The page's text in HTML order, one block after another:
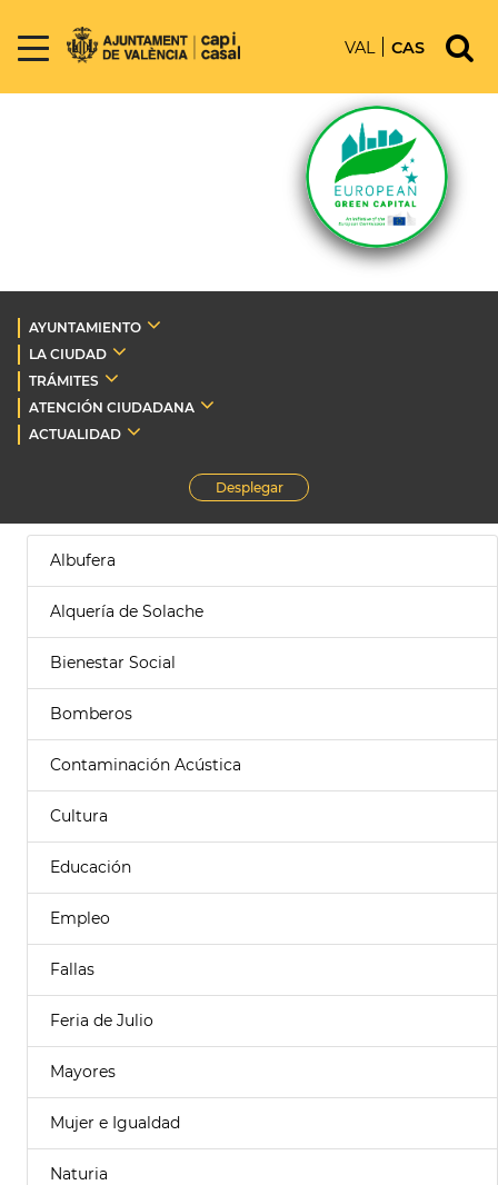
VAL CAS
AYUNTAMIENTO
LA CIUDAD
TRÁMITES
ATENCIÓN CIUDADANA
ACTUALIDAD
Desplegar
Albufera
Alquería de Solache
Bienestar Social
Bomberos
Contaminación Acústica
Cultura
Educación
Empleo
Fallas
Feria de Julio
Mayores
Mujer e Igualdad
Naturia